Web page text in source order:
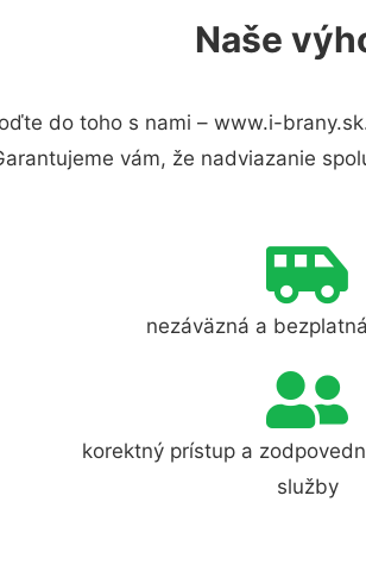
Naše
do toho s nami – www.i-
vám, že nadviazanie
nezáväzná a
korektný prístup a
služby